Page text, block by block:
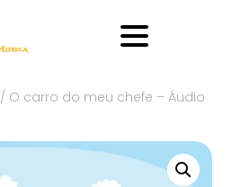
/ O carro do meu chefe – Áudio